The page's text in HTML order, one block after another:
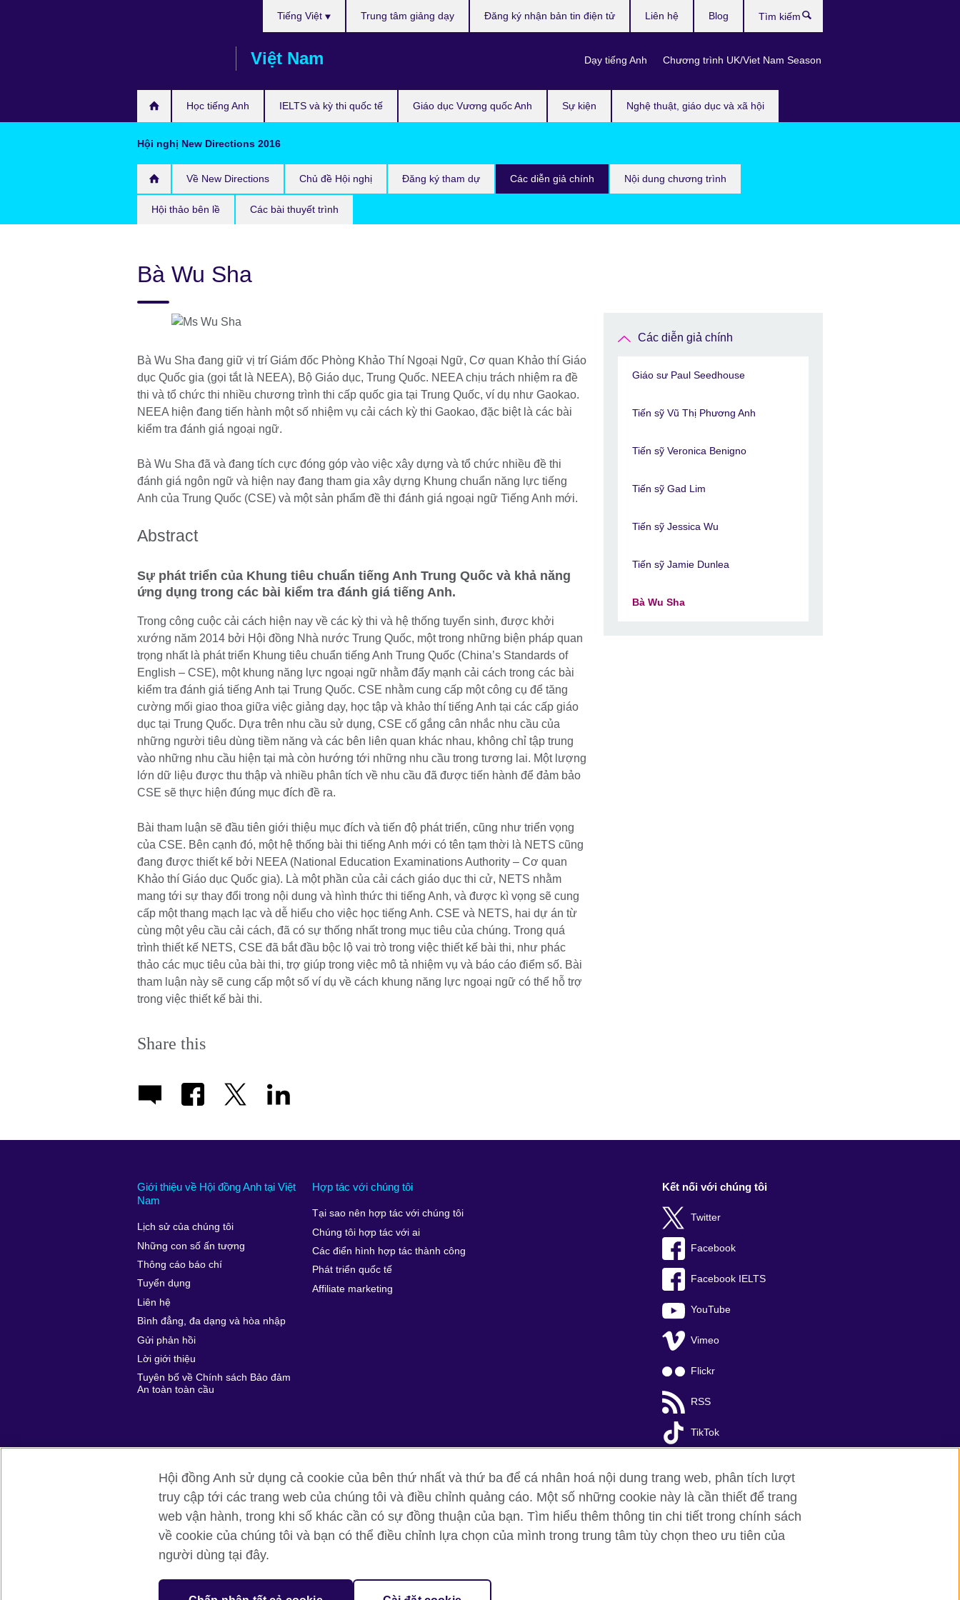
Việt Nam
Học tiếng Anh IELTS và kỳ thi quốc tế Giáo dục Vương quốc Anh Sự kiện Nghệ thuật, giáo dục và xã hội
Tiếng Việt
Dạy tiếng Anh Chương trình UK/Viet Nam Season
Trung tâm giảng dạy Đăng ký nhận bản tin điện tử Liên hệ Blog
kiếm
Hội nghị New Directions 2016
Về New Directions Chủ đề Hội nghị Đăng ký tham dự Các diễn giả chính Nội dung chương trình
Hội thảo bên lề Các bài thuyết trình
Bà Wu Sha
Bà Wu Sha đang giữ vị trí Giám đốc Phòng Khảo Thí Ngoại Ngữ, Cơ quan Khảo thí Giáo
dục Quốc gia (gọi tắt là NEEA), Bộ Giáo dục, Trung Quốc. NEEA chịu trách nhiệm ra đề
thi và tổ chức thi nhiều chương trình thi cấp quốc gia tại Trung Quốc, ví dụ như Gaokao.
NEEA hiện đang tiến hành một số nhiệm vụ cải cách kỳ thi Gaokao, đặc biệt là các bài
kiểm tra đánh giá ngoại ngữ.
Bà Wu Sha đã và đang tích cực đóng góp vào việc xây dựng và tổ chức nhiều đề thi
đánh giá ngôn ngữ và hiện nay đang tham gia xây dựng Khung chuẩn năng lực tiếng
Anh của Trung Quốc (CSE) và một sản phẩm đề thi đánh giá ngoại ngữ Tiếng Anh mới.
Abstract
Sự phát triển của Khung tiêu chuẩn tiếng Anh Trung Quốc và khả năng
ứng dụng trong các bài kiểm tra đánh giá tiếng Anh.
Trong công cuộc cải cách hiện nay về các kỳ thi và hệ thống tuyển sinh, được khởi
xướng năm 2014 bởi Hội đồng Nhà nước Trung Quốc, một trong những biện pháp quan
trọng nhất là phát triển Khung tiêu chuẩn tiếng Anh Trung Quốc (China’s Standards of
English – CSE), một khung năng lực ngoại ngữ nhằm đẩy mạnh cải cách trong các bài
kiểm tra đánh giá tiếng Anh tại Trung Quốc. CSE nhằm cung cấp một công cụ để tăng
cường mối giao thoa giữa việc giảng dạy, học tập và khảo thí tiếng Anh tại các cấp giáo
dục tại Trung Quốc. Dựa trên nhu cầu sử dụng, CSE cố gắng cân nhắc nhu cầu của
những người tiêu dùng tiềm năng và các bên liên quan khác nhau, không chỉ tập trung
vào những nhu cầu hiện tại mà còn hướng tới những nhu cầu trong tương lai. Một lượng
lớn dữ liệu được thu thập và nhiều phân tích về nhu cầu đã được tiến hành để đảm bảo
CSE sẽ thực hiện đúng mục đích đề ra.
Bài tham luận sẽ đầu tiên giới thiệu mục đích và tiến độ phát triển, cũng như triển vọng
của CSE. Bên cạnh đó, một hệ thống bài thi tiếng Anh mới có tên tạm thời là NETS cũng
đang được thiết kế bởi NEEA (National Education Examinations Authority – Cơ quan
Khảo thí Giáo dục Quốc gia). Là một phần của cải cách giáo dục thi cử, NETS nhằm
mang tới sự thay đổi trong nội dung và hình thức thi tiếng Anh, và được kì vọng sẽ cung
cấp một thang mạch lạc và dễ hiểu cho việc học tiếng Anh. CSE và NETS, hai dự án từ
cùng một yêu cầu cải cách, đã có sự thống nhất trong mục tiêu của chúng. Trong quá
trình thiết kế NETS, CSE đã bắt đầu bộc lộ vai trò trong việc thiết kế bài thi, như phác
thảo các mục tiêu của bài thi, trợ giúp trong việc mô tả nhiệm vụ và báo cáo điểm số. Bài
tham luận này sẽ cung cấp một số ví dụ về cách khung năng lực ngoại ngữ có thể hỗ trợ
trong việc thiết kế bài thi.
Share this
Các diễn giả chính
Giáo sư Paul Seedhouse
Tiến sỹ Vũ Thị Phương Anh
Tiến sỹ Veronica Benigno
Tiến sỹ Gad Lim
Tiến sỹ Jessica Wu
Tiến sỹ Jamie Dunlea
Bà Wu Sha
Giới thiệu về Hội đồng Anh tại Việt
Nam
Lịch sử của chúng tôi
Những con số ấn tượng
Thông cáo báo chí
Tuyển dụng
Liên hệ
Bình đẳng, đa dạng và hòa nhập
Gửi phản hồi
Lời giới thiệu
Tuyên bố về Chính sách Bảo đảm
An toàn toàn cầu
Hợp tác với chúng tôi
Tại sao nên hợp tác với chúng tôi
Chúng tôi hợp tác với ai
Các điển hình hợp tác thành công
Phát triển quốc tế
Affiliate marketing
Kết nối với chúng tôi
Twitter
Facebook
Facebook IELTS
YouTube
Vimeo
Flickr
RSS
TikTok
Hội đồng Anh toàn cầu Bảo mật thông tin và quy định sử dụng Cookie Sơ đồ trang
© 2026 British Council
British Council (Viet Nam) LLC (
educational opportunities.
Hội đồng Anh sử dụng cả cookie của bên thứ nhất và thứ ba để cá nhân hoá nội dung trang web, phân tích lượt
truy cập tới các trang web của chúng tôi và điều chỉnh quảng cáo. Một số những cookie này là cần thiết để trang
web vận hành, trong khi số khác cần có sự đồng thuận của bạn. Tìm hiểu thêm thông tin chi tiết trong chính sách
về cookie của chúng tôi và bạn có thể điều chỉnh lựa chọn của mình trong trung tâm tùy chọn theo ưu tiên của
người dùng tại đây.